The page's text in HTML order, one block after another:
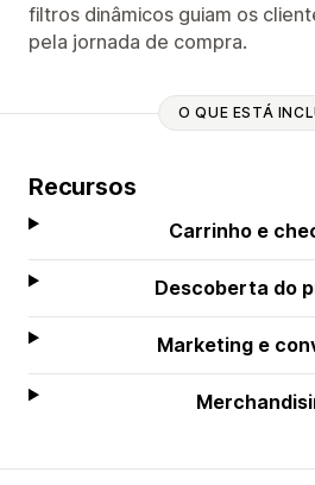
filtros dinâmicos guiam os
pela jornada de compra.
O QUE ESTÁ
Recursos
Carrinho e
Descoberta do
Marketing e